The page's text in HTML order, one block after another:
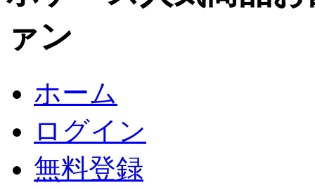
ァン
ホーム
ログイン
無料登録